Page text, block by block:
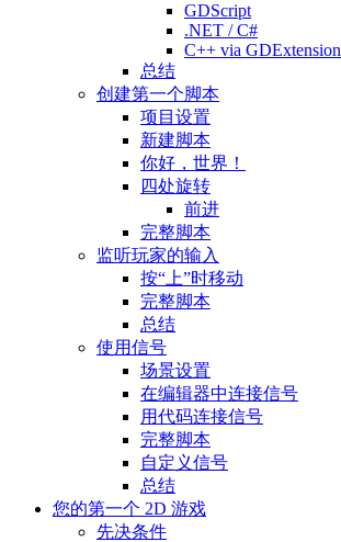
GDScript
.NET / C#
C++ via GDExtension
总结
创建第一个脚本
项目设置
新建脚本
你好，世界！
四处旋转
前进
完整脚本
监听玩家的输入
按“上”时移动
完整脚本
总结
使用信号
场景设置
在编辑器中连接信号
用代码连接信号
完整脚本
自定义信号
总结
您的第一个 2D 游戏
先决条件